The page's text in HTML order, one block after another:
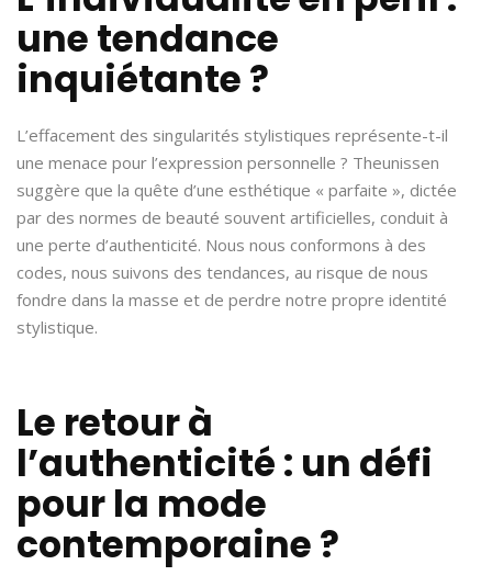
une tendance
inquiétante ?
L’effacement des singularités stylistiques représente-t-il
une menace pour l’expression personnelle ? Theunissen
suggère que la quête d’une esthétique « parfaite », dictée
par des normes de beauté souvent artificielles, conduit à
une perte d’authenticité. Nous nous conformons à des
codes, nous suivons des tendances, au risque de nous
fondre dans la masse et de perdre notre propre identité
stylistique.
Le retour à
l’authenticité : un défi
pour la mode
contemporaine ?